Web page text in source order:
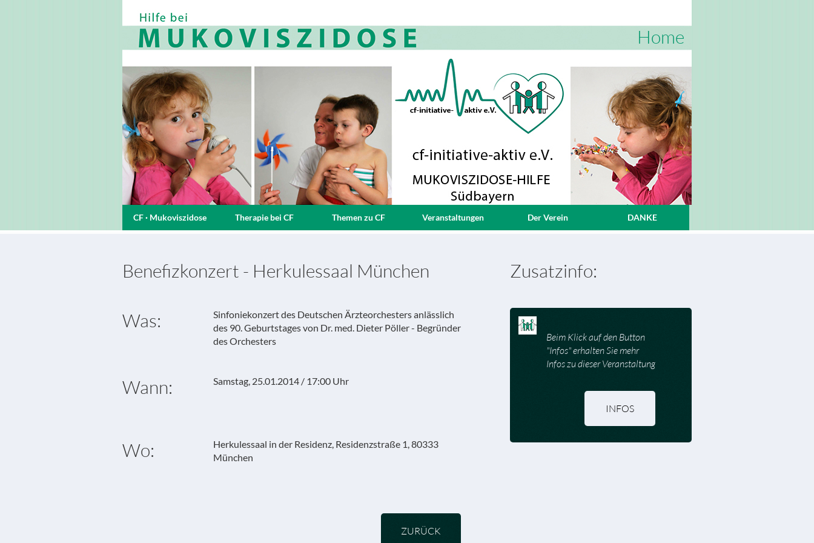
Home
CF · Mukoviszidose Therapie bei CF Themen zu CF Veranstaltungen Der Verein DANKE
Benefizkonzert - Herkulessaal München
Was:
Sinfoniekonzert des Deutschen Ärzteorchesters anlässlich
des 90. Geburtstages von Dr. med. Dieter Pöller - Begründer
des Orchesters
Wann: Samstag, 25.01.2014 / 17:00 Uhr
Wo:
Herkulessaal in der Residenz, Residenzstraße 1, 80333
München
ZURÜCK
Zusatzinfo:
Beim Klick auf den Button
"Infos" erhalten Sie mehr
Infos zu dieser Veranstaltung
INFOS